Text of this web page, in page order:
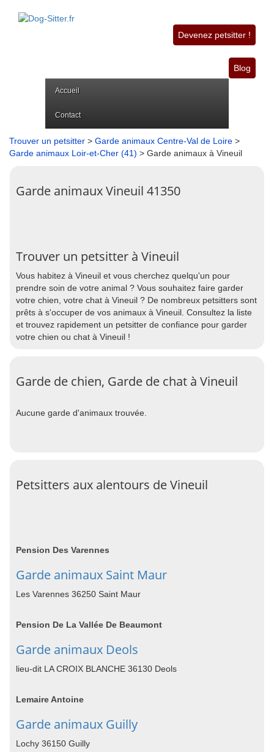
Devenez petsitter !
Blog
Accueil
Contact
Trouver un petsitter > Garde animaux Centre-Val de Loire >
Garde animaux Loir-et-Cher (41) > Garde animaux à Vineuil
Garde animaux Vineuil 41350
Trouver un petsitter à Vineuil
Vous habitez à Vineuil et vous cherchez quelqu'un pour
prendre soin de votre animal ? Vous souhaitez faire garder
votre chien, votre chat à Vineuil ? De nombreux petsitters sont
prêts à s'occuper de vos animaux à Vineuil. Consultez la liste
et trouvez rapidement un petsitter de confiance pour garder
votre chien ou chat à Vineuil !
Garde de chien, Garde de chat à Vineuil
Aucune garde d'animaux trouvée.
Petsitters aux alentours de Vineuil
Pension Des Varennes
Garde animaux Saint Maur
Les Varennes 36250 Saint Maur
Pension De La Vallée De Beaumont
Garde animaux Deols
lieu-dit LA CROIX BLANCHE 36130 Deols
Lemaire Antoine
Garde animaux Guilly
Lochy 36150 Guilly